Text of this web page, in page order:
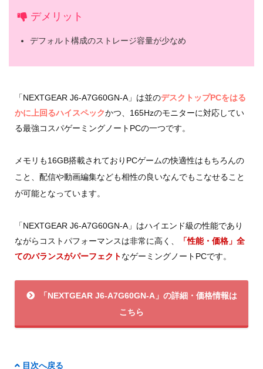
デメリット
デフォルト構成のストレージ容量が少なめ
「NEXTGEAR J6-A7G60GN-A」は並のデスクトップPCをはる
かに上回るハイスペックかつ、165Hzのモニターに対応してい
る最強コスパゲーミングノートPCの一つです。
メモリも16GB搭載されておりPCゲームの快適性はもちろんの
こと、配信や動画編集なども相性の良いなんでもこなせること
が可能となっています。
「NEXTGEAR J6-A7G60GN-A」はハイエンド級の性能であり
ながらコストパフォーマンスは非常に高く、
「性能・価格」全
てのバランスがパーフェクトなゲーミングノートPCです。
「NEXTGEAR J6-A7G60GN-A」の詳細・価格情報は
こちら
目次へ戻る